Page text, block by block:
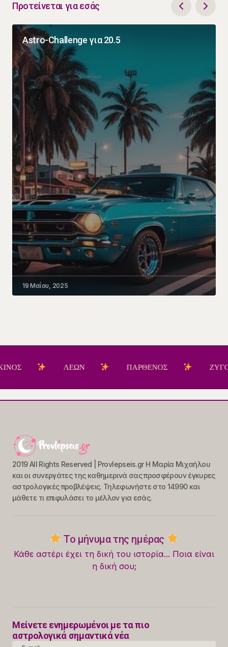
Προτείνεται για εσάς
Astro-Challenge για 20.5
19 Μαΐου, 2025
ΛΕΩΝ ΠΑΡΘΕΝΟΣ ΖΥΓΟΣ
2019 All Rights Reserved | Provlepseis.gr Η Μαρία Μιχαήλου
και οι συνεργάτες της καθημερινά σας προσφέρουν έγκυρες
αστρολογικές προβλέψεις. Τηλεφωνήστε στο 14990 και
μάθετε τι επιφυλάσει το μέλλον για εσάς.
Το μήνυμα της ημέρας
Κάθε αστέρι έχει τη δική του ιστορία... Ποια είναι
η δική σου;
Μείνετε ενημερωμένοι με τα πιο
αστρολογικά σημαντικά νέα